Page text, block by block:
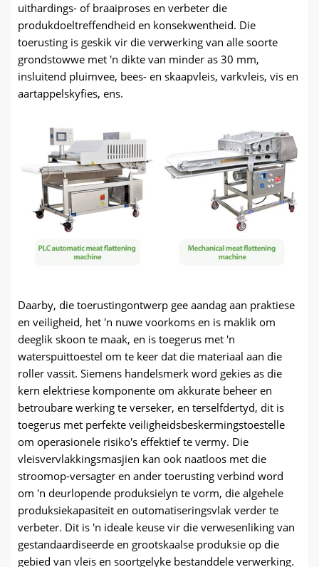
uithardings- of braaiproses en verbeter die
produkdoeltreffendheid en konsekwentheid. Die
toerusting is geskik vir die verwerking van alle soorte
grondstowwe met 'n dikte van minder as 30 mm,
insluitend pluimvee, bees- en skaapvleis, varkvleis, vis en
aartappelskyfies, ens.
Daarby, die toerustingontwerp gee aandag aan praktiese
en veiligheid, het 'n nuwe voorkoms en is maklik om
deeglik skoon te maak, en is toegerus met 'n
waterspuittoestel om te keer dat die materiaal aan die
roller vassit. Siemens handelsmerk word gekies as die
kern elektriese komponente om akkurate beheer en
betroubare werking te verseker, en terselfdertyd, dit is
toegerus met perfekte veiligheidsbeskermingstoestelle
om operasionele risiko's effektief te vermy. Die
vleisvervlakkingsmasjien kan ook naatloos met die
stroomop-versagter en ander toerusting verbind word
om 'n deurlopende produksielyn te vorm, die algehele
produksiekapasiteit en outomatiseringsvlak verder te
verbeter. Dit is 'n ideale keuse vir die verwesenliking van
gestandaardiseerde en grootskaalse produksie op die
gebied van vleis en soortgelyke bestanddele verwerking.